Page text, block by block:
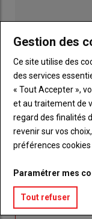
Sous-
titre
TITRE
Gestion des
Ce site utilise des
des services
« Tout Accepter »,
et au traitement de
regard des finalités
revenir sur vos
préférences cookies
Paramétrer mes
Tout refuser